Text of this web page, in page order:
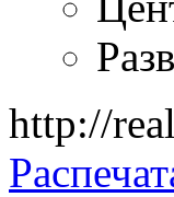
http://